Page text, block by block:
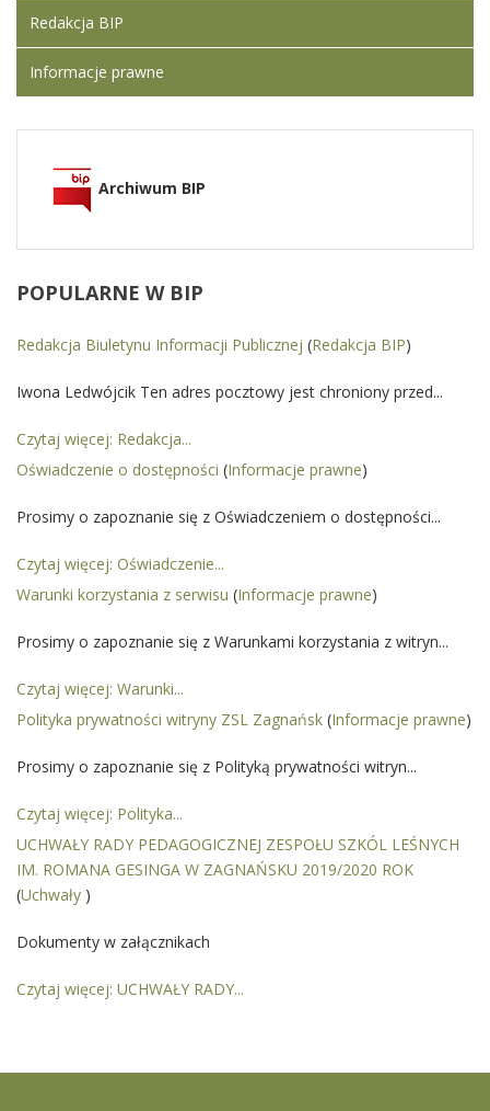
Redakcja BIP
Informacje prawne
Archiwum BIP
POPULARNE W BIP
Redakcja Biuletynu Informacji Publicznej (Redakcja BIP)
Iwona Ledwójcik Ten adres pocztowy jest chroniony przed...
Czytaj więcej: Redakcja...
Oświadczenie o dostępności (Informacje prawne)
Prosimy o zapoznanie się z Oświadczeniem o dostępności...
Czytaj więcej: Oświadczenie...
Warunki korzystania z serwisu (Informacje prawne)
Prosimy o zapoznanie się z Warunkami korzystania z witryn...
Czytaj więcej: Warunki...
Polityka prywatności witryny ZSL Zagnańsk (Informacje prawne)
Prosimy o zapoznanie się z Polityką prywatności witryn...
Czytaj więcej: Polityka...
UCHWAŁY RADY PEDAGOGICZNEJ ZESPOŁU SZKÓL LEŚNYCH
IM. ROMANA GESINGA W ZAGNAŃSKU 2019/2020 ROK
(Uchwały )
Dokumenty w załącznikach
Czytaj więcej: UCHWAŁY RADY...